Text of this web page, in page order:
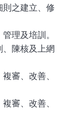
之建立、修
理及培訓。
陳核及上網
審、改善、
審、改善、